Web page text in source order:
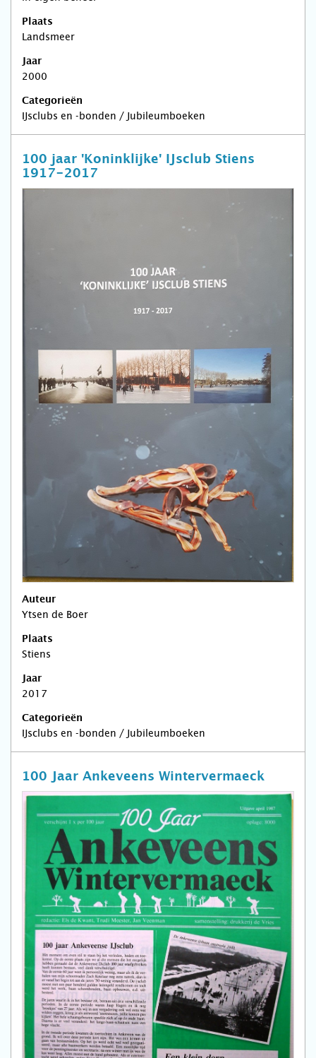
Plaats
Landsmeer
Jaar
2000
Categorieën
IJsclubs en -bonden / Jubileumboeken
100 jaar 'Koninklijke' IJsclub Stiens
1917-2017
Auteur
Ytsen de Boer
Plaats
Stiens
Jaar
2017
Categorieën
IJsclubs en -bonden / Jubileumboeken
100 Jaar Ankeveens Wintervermaeck